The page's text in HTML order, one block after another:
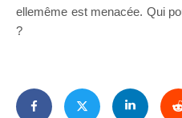
ellemême est menacée. Qui
?